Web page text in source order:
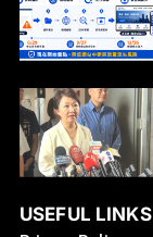
USEFUL LINKS